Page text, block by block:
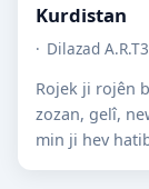
Kurdistan
Dilazad A.R.T
Rojek ji rojên
zozan, gelî,
min ji hev